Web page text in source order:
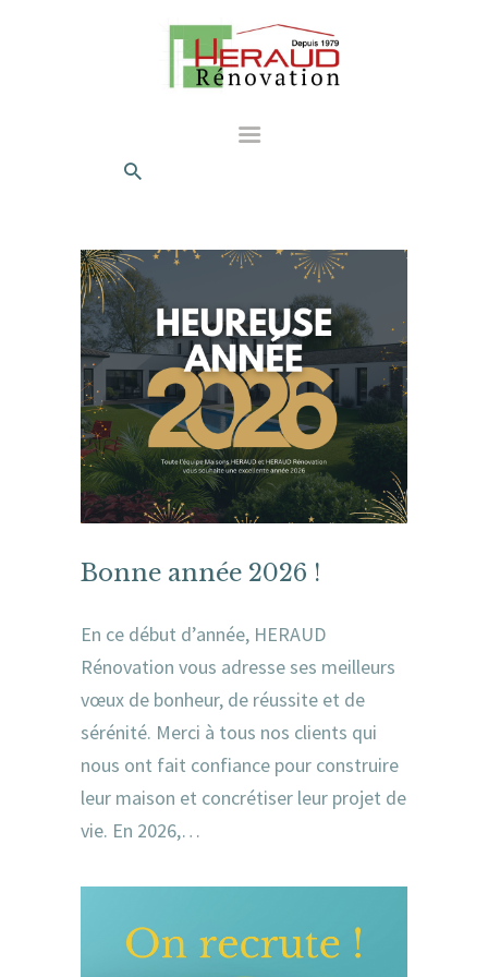
NOTRE APPROCHE
NOS ANNONCES
LES AIDES
PROFESSIONNELS
QUI SOMMES-NOUS?
CONTACT
Bonne année 2026 !
En ce début d’année, HERAUD
Rénovation vous adresse ses meilleurs
vœux de bonheur, de réussite et de
sérénité. Merci à tous nos clients qui
nous ont fait confiance pour construire
leur maison et concrétiser leur projet de
vie. En 2026,…